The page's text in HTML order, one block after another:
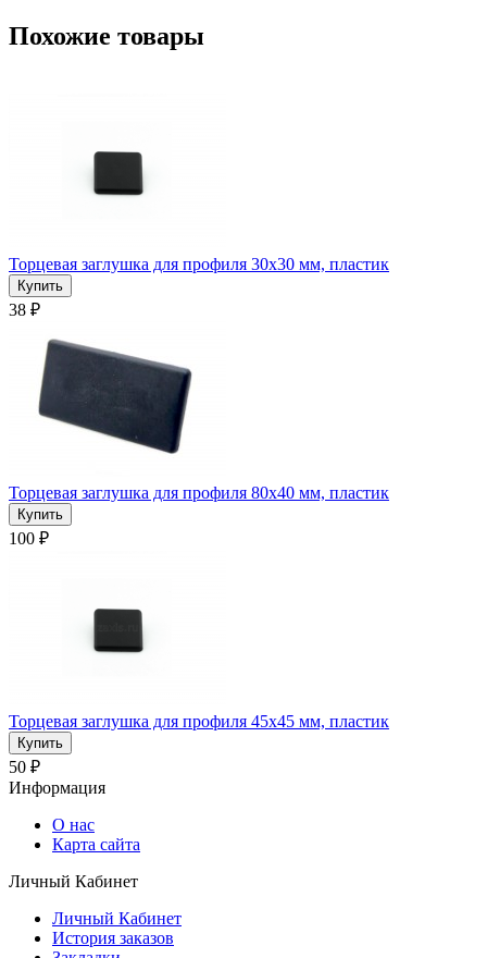
Похожие товары
Торцевая заглушка для профиля 30x30 мм, пластик
38 ₽
Торцевая заглушка для профиля 80x40 мм, пластик
100 ₽
Торцевая заглушка для профиля 45x45 мм, пластик
50 ₽
Информация
О нас
Карта сайта
Личный Кабинет
Личный Кабинет
История заказов